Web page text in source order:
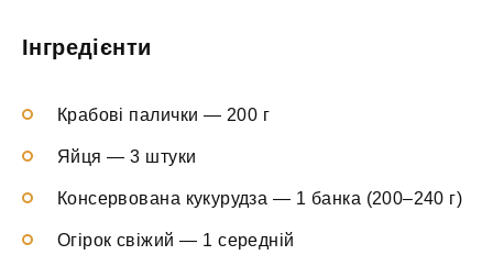
Інгредієнти
Крабові палички — 200 г
Яйця — 3 штуки
Консервована кукурудза — 1 банка (200–240 г)
Огірок свіжий — 1 середній